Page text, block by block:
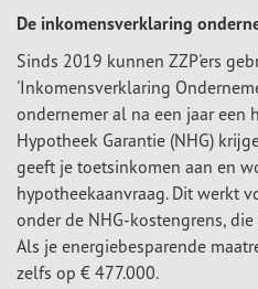
De inkomensverklaring
Sinds 2019 kunnen ZZP'ers
'Inkomensverklaring
ondernemer al na een jaar een
Hypotheek Garantie (NHG)
geeft je toetsinkomen aan en
hypotheekaanvraag. Dit werkt
onder de NHG-kostengrens,
Als je energiebesparende
zelfs op € 477.000.